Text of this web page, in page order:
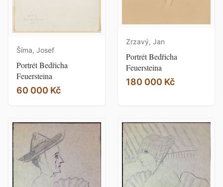
Šíma, Josef
Portrét Bedřicha
Feuersteina
60 000 Kč
Zrzavý, Jan
Portrét Bedřicha
Feuersteina
180 000 Kč